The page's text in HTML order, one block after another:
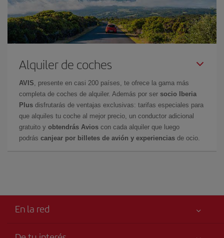
Alquiler de coches
AVIS , presente en casi 200 países, te ofrece la gama más
completa de coches de alquiler. Además por ser socio Iberia
Plus disfrutarás de ventajas exclusivas: tarifas especiales para
que alquiles tu coche al mejor precio, un conductor adicional
gratuito y obtendrás Avios con cada alquiler que luego
podrás canjear por billetes de avión y experiencias de ocio.
En la red